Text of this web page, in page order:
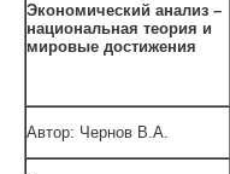
Экономический анализ –
национальная теория и
мировые достижения
Автор: Чернов В.А.